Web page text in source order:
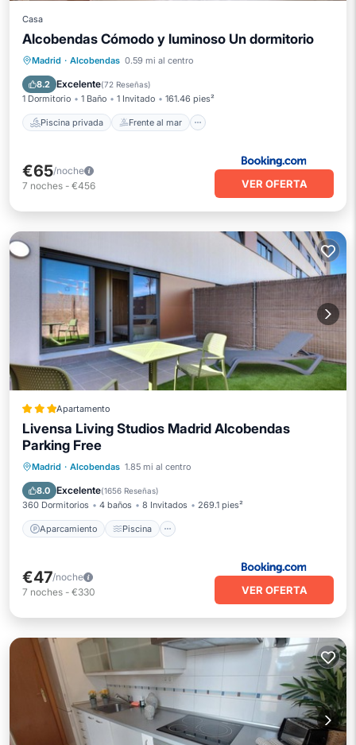
Casa
Alcobendas Cómodo y luminoso Un dormitorio
Madrid · Alcobendas 0.59 mi al centro
8.2 Excelente(72 Reseñas)
1 Dormitorio 1 Baño 1 Invitado 161.46 pies²
Piscina privada Frente al mar
Piscina privada
Frente al mar
Piscina
Vista al mar
€65/noche
7 noches - €456 VER OFERTA
Apartamento
Livensa Living Studios Madrid Alcobendas
Parking Free
Madrid · Alcobendas 1.85 mi al centro
8.0 Excelente(1656 Reseñas)
360 Dormitorios 4 baños 8 Invitados 269.1 pies²
Aparcamiento Piscina
Aparcamiento
Piscina
Balcón/Terraza
€47/noche
7 noches - €330 VER OFERTA